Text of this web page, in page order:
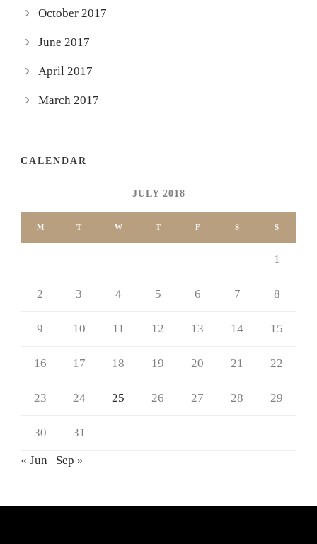
October 2017
June 2017
April 2017
March 2017
CALENDAR
JULY 2018
M T W T F S S
1
2 3 4 5 6 7 8
9 10 11 12 13 14 15
16 17 18 19 20 21 22
23 24 25 26 27 28 29
30 31
« Jun Sep »